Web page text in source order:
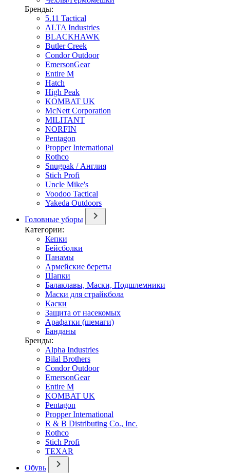
Бренды:
5.11 Tactical
ALTA Industries
BLACKHAWK
Butler Creek
Condor Outdoor
EmersonGear
Entire M
Hatch
High Peak
KOMBAT UK
McNett Corporation
MILITANT
NORFIN
Pentagon
Propper International
Rothco
Snugpak / Англия
Stich Profi
Uncle Mike's
Voodoo Tactical
Yakeda Outdoors
Головные уборы
Категории:
Кепки
Бейсболки
Панамы
Армейские береты
Шапки
Балаклавы, Маски, Подшлемники
Маски для страйкбола
Каски
Защита от насекомых
Арафатки (шемаги)
Банданы
Бренды:
Alpha Industries
Bilal Brothers
Condor Outdoor
EmersonGear
Entire M
KOMBAT UK
Pentagon
Propper International
R & B Distributing Co., Inc.
Rothco
Stich Profi
TEXAR
Обувь